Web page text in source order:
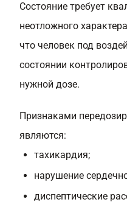
Состояние требует
неотложного
что человек под
состоянии
нужной дозе.
Признаками
являются:
тахикардия;
нарушение
диспептические